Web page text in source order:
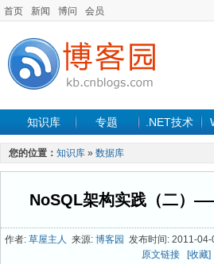
首页 新闻 博问 会员
知识库 专题 .NET技术
手机开发 软件工程
最新文章
您的位置： 知识库 » 数据库
NoSQL架构实践（二）
作者: 草屋主人 来源: 博客园 发布时间: 2011-
原文链接
[收藏]